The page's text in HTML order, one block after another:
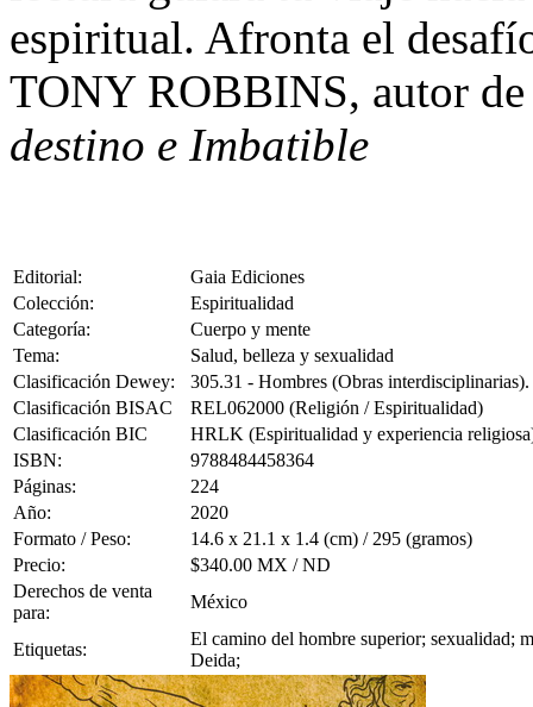
espiritual. Afronta el
TONY ROBBINS, autor
destino e Imbatible
Editorial:
Gaia Ediciones
Colección:
Espiritualidad
Categoría:
Cuerpo y mente
Tema:
Salud, belleza y sexualidad
Clasificación Dewey:
305.31 - Hombres (Obras interdisciplinarias).
Clasificación BISAC
REL062000 (Religión / Espiritualidad)
Clasificación BIC
HRLK (Espiritualidad y experiencia
ISBN:
9788484458364
Páginas:
224
Año:
2020
Formato / Peso:
14.6 x 21.1 x 1.4 (cm) / 295 (gramos)
Precio:
$340.00 MX / ND
Derechos de venta
para:
México
Etiquetas:
El camino del hombre superior; sexualidad;
Deida;